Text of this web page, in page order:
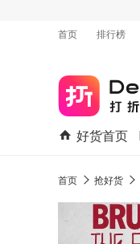
首页
排行榜
好货首页
首页 抢好货